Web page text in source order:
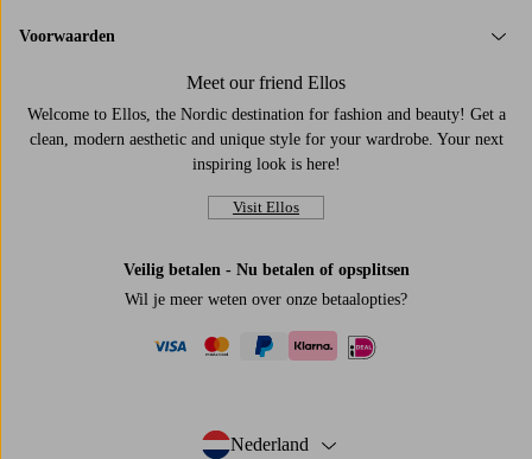
Voorwaarden
Meet our friend Ellos
Welcome to Ellos, the Nordic destination for fashion and beauty! Get a
clean, modern aesthetic and unique style for your wardrobe. Your next
inspiring look is here!
Visit Ellos
Veilig betalen - Nu betalen of opsplitsen
Wil je meer weten over onze betaalopties?
Nederland
- Selecteer land